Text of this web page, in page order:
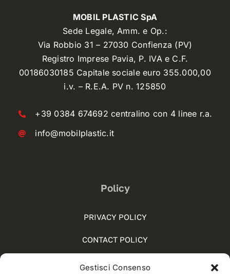
Gestisci Consenso
MOBIL PLASTIC SpA
Sede Legale, Amm. e Op.:
Via Robbio 31 – 27030 Confienza (PV)
Registro Imprese Pavia, P. IVA e C.F.
00186030185 Capitale sociale euro 355.000,00
i.v. – R.E.A. PV n. 125850
+39 0384 674692 centralino con 4 linee r.a.
info@mobilplastic.it
Policy
PRIVACY POLICY
CONTACT POLICY
COOKIE POLICY (UE)